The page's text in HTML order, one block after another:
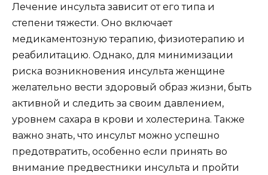
Лечение инсульта зависит от его типа и
степени тяжести. Оно включает
медикаментозную терапию, физиотерапию и
реабилитацию. Однако, для минимизации
риска возникновения инсульта женщине
желательно вести здоровый образ жизни, быть
активной и следить за своим давлением,
уровнем сахара в крови и холестерина. Также
важно знать, что инсульт можно успешно
предотвратить, особенно если принять во
внимание предвестники инсульта и пройти